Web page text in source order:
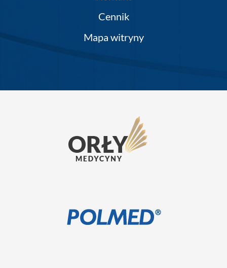
Cennik
Mapa witryny